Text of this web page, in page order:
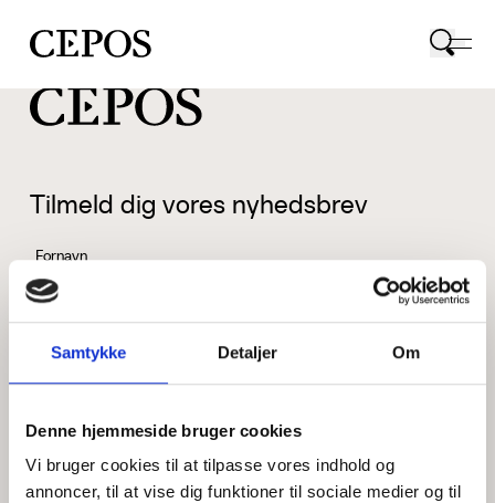
Samtykke Detaljer Om
Denne hjemmeside bruger cookies
Vi bruger cookies til at tilpasse vores indhold og
annoncer, til at vise dig funktioner til sociale medier og til
CEPOS logo
Tilmeld dig vores nyhedsbrev
Fornavn
Efternavn